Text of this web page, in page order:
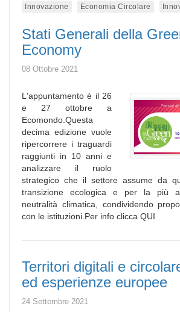
Innovazione Economia Circolare
Stati Generali della
Economy
08 Ottobre 2021
L'appuntamento è il 26
e 27 ottobre a
Ecomondo.Questa
decima edizione vuole
ripercorrere i traguardi
raggiunti in 10 anni e
analizzare il ruolo
strategico che il settore assume da
transizione ecologica e per la più
neutralità climatica, condividendo
con le istituzioni.Per info clicca QUI
Territori digitali e
ed esperienze europee
24 Settembre 2021